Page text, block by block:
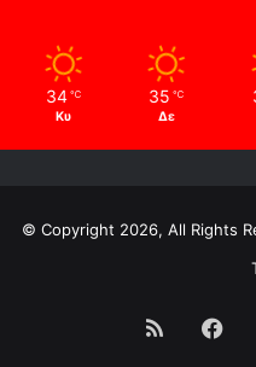
34 ℃
Κυ
35 ℃
Δε
© Copyright 2026, All Rights
RSS